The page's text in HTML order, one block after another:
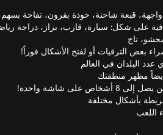
على شكل: سيارة، قارب، براز، دراجة